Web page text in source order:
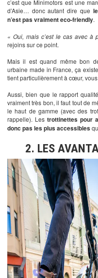
c’est que Minimotors est une
d’Asie… donc autant dire que
n’est pas vraiment eco-friendly.
« Oui, mais c’est le cas avec à
rejoins sur ce point.
Mais il est quand même bon
urbaine made in France, ça
tient particulièrement à cœur,
Aussi, bien que le rapport
vraiment très bon, il faut tout de
le haut de gamme (avec des
rappelle). Lestrottinettes pour
donc pas les plus accessibles
2. LES